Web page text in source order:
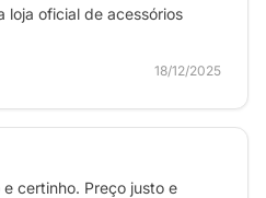
loja oficial de acessórios
18/12/2025
certinho. Preço justo e